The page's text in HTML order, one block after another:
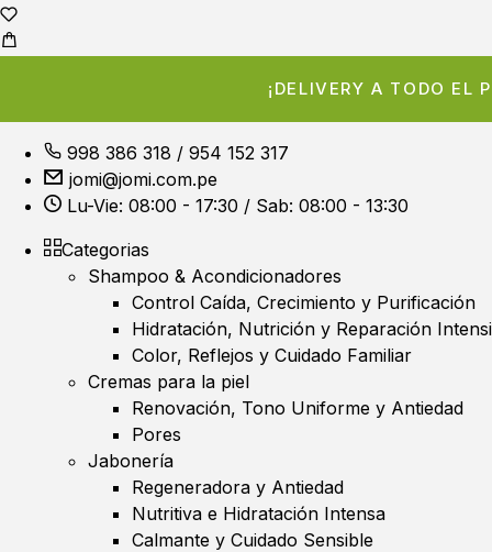
¡DELIVERY A TODO EL
998 386 318 / 954 152 317
jomi@jomi.com.pe
Lu-Vie: 08:00 - 17:30 / Sab: 08:00 - 13:30
Categorias
Shampoo & Acondicionadores
Control Caída, Crecimiento y Purificación
Hidratación, Nutrición y Reparación
Color, Reflejos y Cuidado Familiar
Cremas para la piel
Renovación, Tono Uniforme y Antiedad
Pores
Jabonería
Regeneradora y Antiedad
Nutritiva e Hidratación Intensa
Calmante y Cuidado Sensible